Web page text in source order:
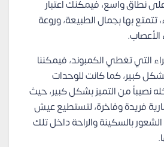
نطاق واسع، فيمكنك اعتبار
تتمتع بها بجمال الطبيعة، وروعة
التي تغطي الكمبوند، فيمكننا
كبير، كما كانت للوحدات
نصيباً من التميز بشكل كبير، حيث
فريدة وفاخرة، لتستطيع عيش
بالسكينة والراحة داخل تلك